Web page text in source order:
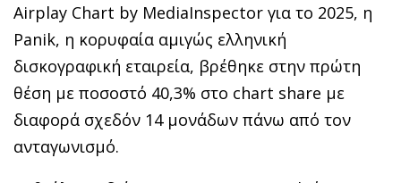
Airplay Chart by MediaInspector για το 2025, η
Panik, η κορυφαία αμιγώς ελληνική
δισκογραφική εταιρεία, βρέθηκε στην πρώτη
θέση με ποσοστό 40,3% στο chart share με
διαφορά σχεδόν 14 μονάδων πάνω από τον
ανταγωνισμό.